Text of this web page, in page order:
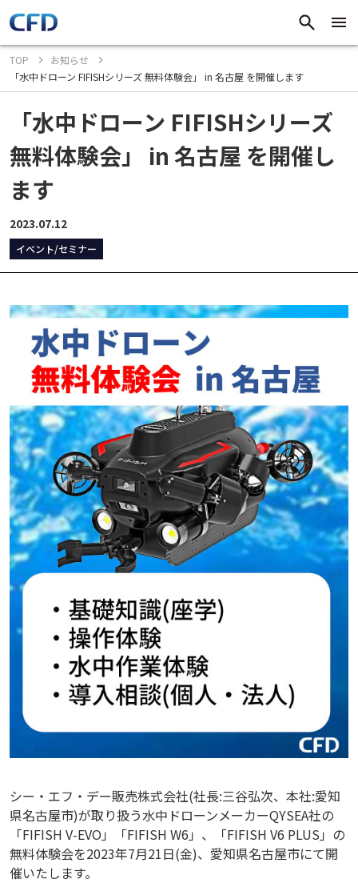
TOP
お知らせ
「水中ドローン FIFISHシリーズ 無料体験会」 in 名古屋 を開催します
「水中ドローン FIFISHシリーズ
無料体験会」 in 名古屋 を開催し
ます
2023.07.12
イベント/セミナー
シー・エフ・デー販売株式会社(社長:三谷弘次、本社:愛知
県名古屋市)が取り扱う水中ドローンメーカーQYSEA社の
「FIFISH V-EVO」「FIFISH W6」、「FIFISH V6 PLUS」の
無料体験会を2023年7月21日(金)、愛知県名古屋市にて開
催いたします。